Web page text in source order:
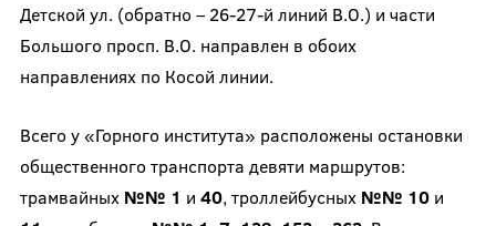
Детской ул. (обратно – 26-27-й линий В.О.) и части
Большого просп. В.О. направлен в обоих
направлениях по Косой линии.
Всего у «Горного института» расположены остановки
общественного транспорта девяти маршрутов:
трамвайных №№ 1 и 40, троллейбусных №№ 10и